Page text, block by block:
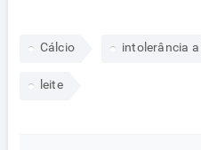
Cálcio intolerância
leite